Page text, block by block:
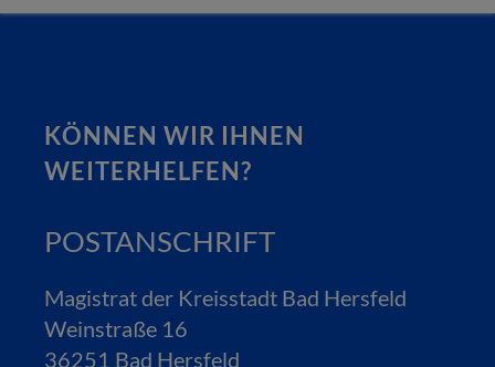
KÖNNEN WIR IHNEN
WEITERHELFEN?
POSTANSCHRIFT
Magistrat der Kreisstadt Bad Hersfeld
Weinstraße 16
36251 Bad Hersfeld